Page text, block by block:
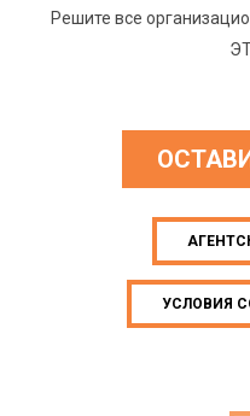
Решите все
УСЛОВИЯ